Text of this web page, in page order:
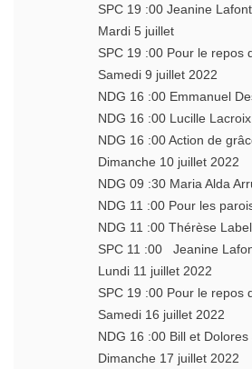
SPC 19 :00 Jeanine
Mardi 5 juillet
SPC 19 :00 Pour le
Samedi 9 juillet 2022
NDG 16 :00 Emmanuel
NDG 16 :00 Lucille
NDG 16 :00 Action de
Dimanche 10 juillet 2022
NDG 09 :30 Maria Alda
NDG 11 :00 Pour les
NDG 11 :00 Thérèse
SPC 11 :00 Jeanine
Lundi 11 juillet 2022
SPC 19 :00 Pour le
Samedi 16 juillet 2022
NDG 16 :00 Bill et
Dimanche 17 juillet 2022